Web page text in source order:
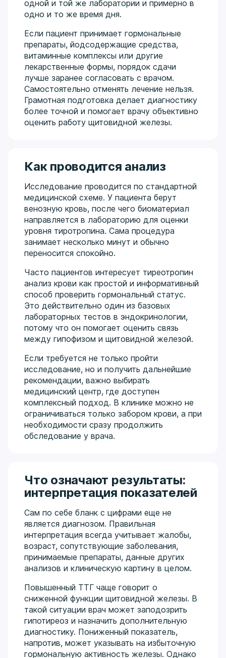
одной и той же лаборатории и примерно в
одно и то же время дня.
Если пациент принимает гормональные
препараты, йодсодержащие средства,
витаминные комплексы или другие
лекарственные формы, порядок сдачи
лучше заранее согласовать с врачом.
Самостоятельно отменять лечение нельзя.
Грамотная подготовка делает диагностику
более точной и помогает врачу объективно
оценить работу щитовидной железы.
Как проводится анализ
Исследование проводится по стандартной
медицинской схеме. У пациента берут
венозную кровь, после чего биоматериал
направляется в лабораторию для оценки
уровня тиротропина. Сама процедура
занимает несколько минут и обычно
переносится спокойно.
Часто пациентов интересует тиреотропин
анализ крови как простой и информативный
способ проверить гормональный статус.
Это действительно один из базовых
лабораторных тестов в эндокринологии,
потому что он помогает оценить связь
между гипофизом и щитовидной железой.
Если требуется не только пройти
исследование, но и получить дальнейшие
рекомендации, важно выбирать
медицинский центр, где доступен
комплексный подход. В клинике можно не
ограничиваться только забором крови, а при
необходимости сразу продолжить
обследование у врача.
Что означают результаты:
интерпретация показателей
Сам по себе бланк с цифрами еще не
является диагнозом. Правильная
интерпретация всегда учитывает жалобы,
возраст, сопутствующие заболевания,
принимаемые препараты, данные других
анализов и клиническую картину в целом.
Повышенный ТТГ чаще говорит о
сниженной функции щитовидной железы. В
такой ситуации врач может заподозрить
гипотиреоз и назначить дополнительную
диагностику. Пониженный показатель,
напротив, может указывать на избыточную
гормональную активность железы. Однако